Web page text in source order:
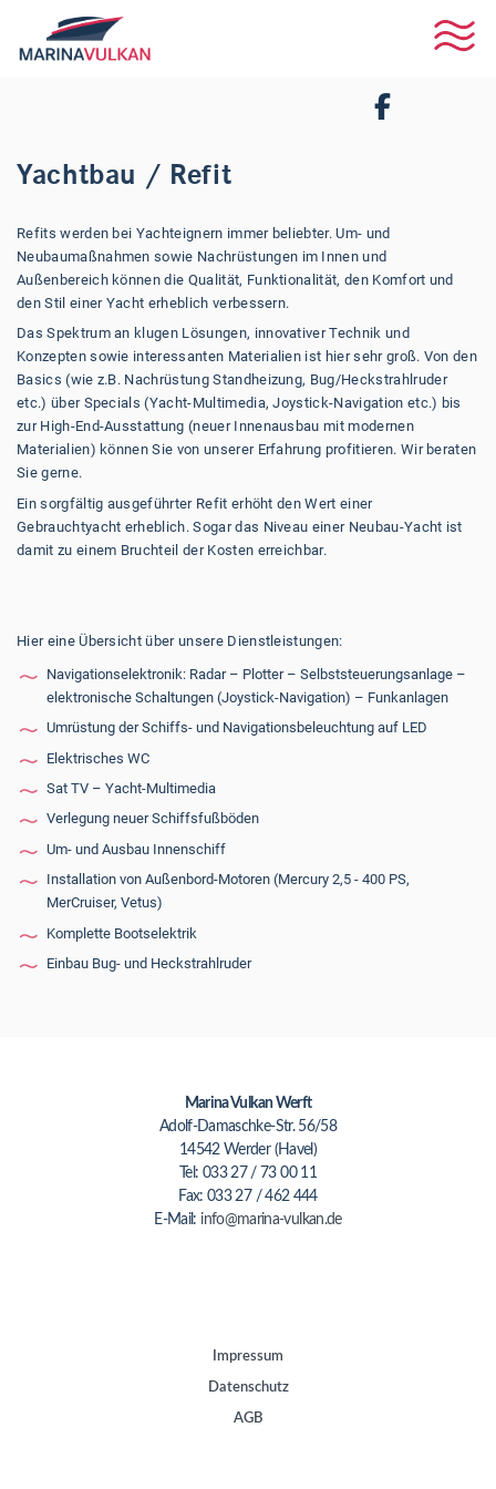
Yachtbau / Refit
Refits werden bei Yachteignern immer beliebter. Um- und
Neubaumaßnahmen sowie Nachrüstungen im Innen und
Außenbereich können die Qualität, Funktionalität, den Komfort und
den Stil einer Yacht erheblich verbessern.
Das Spektrum an klugen Lösungen, innovativer Technik und
Konzepten sowie interessanten Materialien ist hier sehr groß. Von den
Basics (wie z.B. Nachrüstung Standheizung, Bug/Heckstrahlruder
etc.) über Specials (Yacht-Multimedia, Joystick-Navigation etc.) bis
zur High-End-Ausstattung (neuer Innenausbau mit modernen
Materialien) können Sie von unserer Erfahrung profitieren. Wir beraten
Sie gerne.
Ein sorgfältig ausgeführter Refit erhöht den Wert einer
Gebrauchtyacht erheblich. Sogar das Niveau einer Neubau-Yacht ist
damit zu einem Bruchteil der Kosten erreichbar.
Hier eine Übersicht über unsere Dienstleistungen:
Navigationselektronik: Radar – Plotter – Selbststeuerungsanlage –
elektronische Schaltungen (Joystick-Navigation) – Funkanlagen
Umrüstung der Schiffs- und Navigationsbeleuchtung auf LED
Elektrisches WC
Sat TV – Yacht-Multimedia
Verlegung neuer Schiffsfußböden
Um- und Ausbau Innenschiff
Installation von Außenbord-Motoren (Mercury 2,5 - 400 PS,
MerCruiser, Vetus)
Komplette Bootselektrik
Einbau Bug- und Heckstrahlruder
Marina Vulkan Werft
Adolf-Damaschke-Str. 56/58
14542 Werder (Havel)
Tel: 033 27 / 73 00 11
Fax: 033 27 / 462 444
E-Mail: info@marina-vulkan.de
Impressum
Datenschutz
AGB